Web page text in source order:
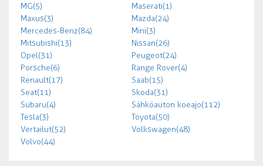
MG (5)
Maserati (1)
Maxus (3)
Mazda (24)
Mercedes-Benz (84)
Mini (3)
Mitsubishi (13)
Nissan (26)
Opel (31)
Peugeot (24)
Porsche (6)
Range Rover (4)
Renault (17)
Saab (15)
Seat (11)
Skoda (31)
Subaru (4)
Sähköauton koeajo (112)
Tesla (3)
Toyota (50)
Vertailut (52)
Volkswagen (48)
Volvo (44)